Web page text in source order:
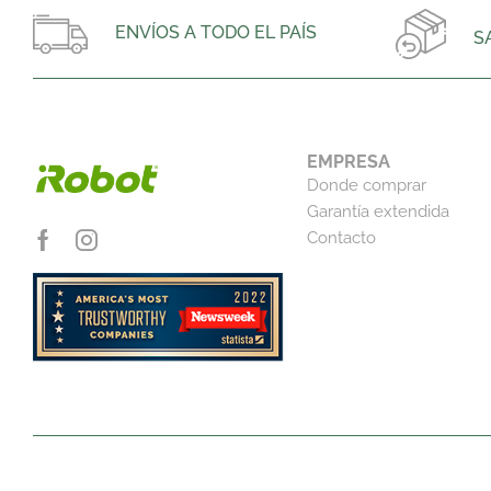
ENVÍOS A TODO EL PAÍS
EMPRESA
Donde comprar
Garantía extendida
Contacto